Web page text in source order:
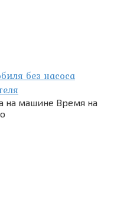
без насоса
на машине Время на